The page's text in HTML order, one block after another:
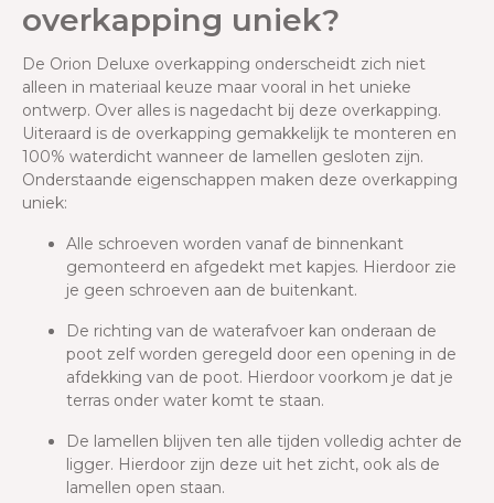
overkapping uniek?
De Orion Deluxe overkapping onderscheidt zich niet
alleen in materiaal keuze maar vooral in het unieke
ontwerp. Over alles is nagedacht bij deze overkapping.
Uiteraard is de overkapping gemakkelijk te monteren en
100% waterdicht wanneer de lamellen gesloten zijn.
Onderstaande eigenschappen maken deze overkapping
uniek:
Alle schroeven worden vanaf de binnenkant
gemonteerd en afgedekt met kapjes. Hierdoor zie
je geen schroeven aan de buitenkant.
De richting van de waterafvoer kan onderaan de
poot zelf worden geregeld door een opening in de
afdekking van de poot. Hierdoor voorkom je dat je
terras onder water komt te staan.
De lamellen blijven ten alle tijden volledig achter de
ligger. Hierdoor zijn deze uit het zicht, ook als de
lamellen open staan.